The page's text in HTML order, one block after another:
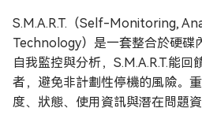
S.M.A.R.T.（Self-Monitoring,
Technology）是一套整合於硬碟
自我監控與分析，S.M.A.R.T.能回
者，避免非計劃性停機的風險。
度、狀態、使用資訊與潛在問題資